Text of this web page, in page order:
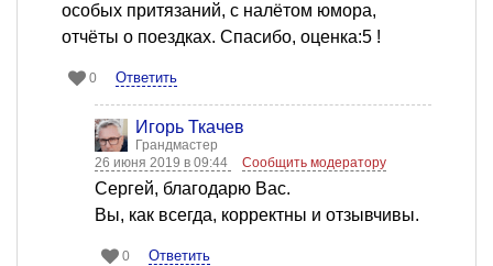
особых притязаний, с налётом юмора,
отчёты о поездках. Спасибо, оценка:5 !
0 Ответить
Игорь Ткачев
Грандмастер
26 июня 2019 в 09:44
Сообщить модератору
Сергей, благодарю Вас.
Вы, как всегда, корректны и отзывчивы.
0 Ответить